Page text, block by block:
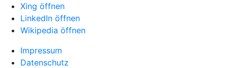
Xing öffnen
LinkedIn öffnen
Wikipedia öffnen
Impressum
Datenschutz